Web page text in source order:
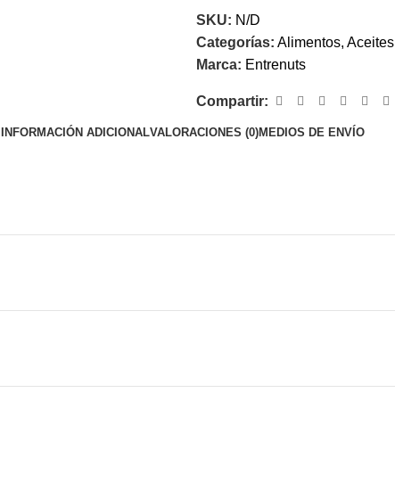
SKU: N/D
Categorías: Alimentos, Aceites
Marca: Entrenuts
Compartir:
INFORMACIÓN ADICIONALVALORACIONES (0)MEDIOS DE ENVÍO